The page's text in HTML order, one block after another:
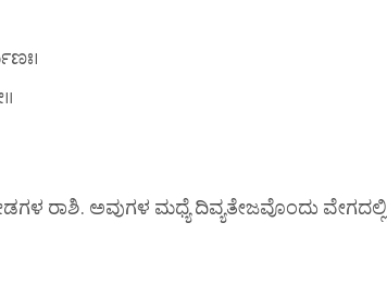
ರಾಶಿ. ಅವುಗಳ ಮಧ್ಯೆ ದಿವ್ಯತೇಜವೊಂದು ವೇಗದಲ್ಲಿ